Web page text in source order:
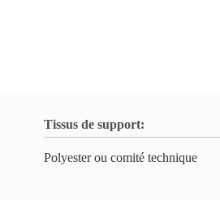
Tissus de support:
Polyester ou comité technique